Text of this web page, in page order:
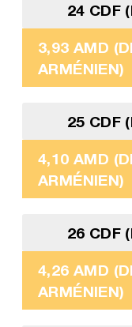
24 CDF
3,93 AMD
ARMÉNIEN)
25 CDF
4,10 AMD
ARMÉNIEN)
26 CDF
4,26 AMD
ARMÉNIEN)